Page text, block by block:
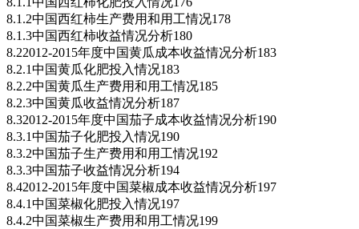
8.1.2中国西红柿生产费用和用工情况178
8.1.3中国西红柿收益情况分析180
8.22012-2015年度中国黄瓜成本收益情况分析183
8.2.1中国黄瓜化肥投入情况183
8.2.2中国黄瓜生产费用和用工情况185
8.2.3中国黄瓜收益情况分析187
8.32012-2015年度中国茄子成本收益情况分析190
8.3.1中国茄子化肥投入情况190
8.3.2中国茄子生产费用和用工情况192
8.3.3中国茄子收益情况分析194
8.42012-2015年度中国菜椒成本收益情况分析197
8.4.1中国菜椒化肥投入情况197
8.4.2中国菜椒生产费用和用工情况199